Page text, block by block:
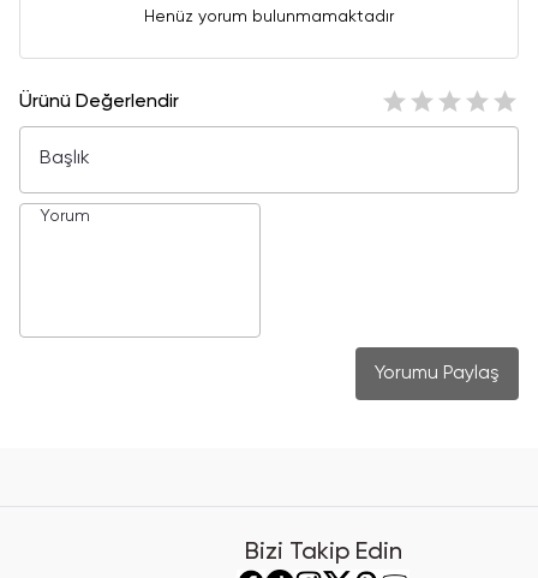
Henüz yorum bulunmamaktadır
Ürünü Değerlendir
Yorumu Paylaş
Bizi Takip Edin